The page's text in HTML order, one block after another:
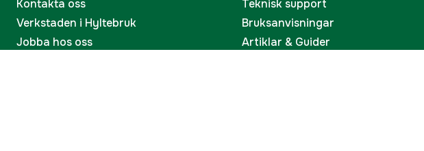
Kontakta oss
Verkstaden i Hyltebruk
Jobba hos oss
Teknisk support
Bruksanvisningar
Artiklar & Guider